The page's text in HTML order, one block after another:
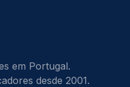
em Portugal.
desde 2001.